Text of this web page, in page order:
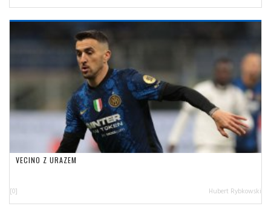
VECINO Z URAZEM
[0] Hubert Rybkowski